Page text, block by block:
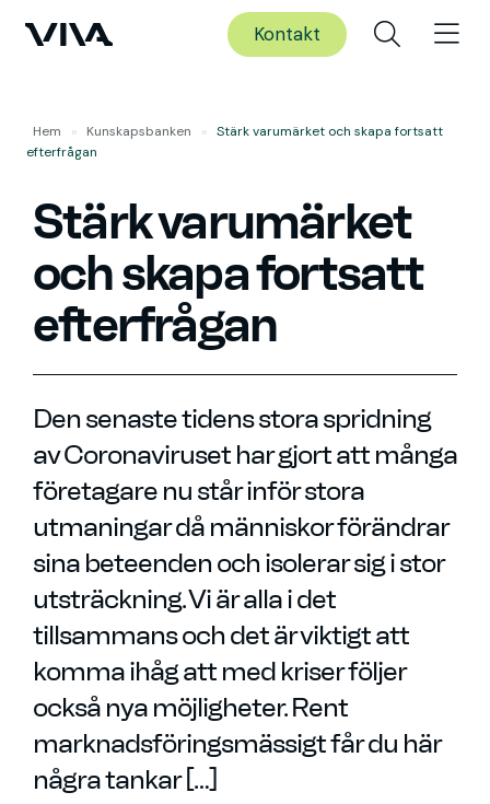
Kontakt
Hem » Kunskaps­banken »
Stärk varumärket och skapa fortsatt
efterfrågan
Stärk varumärket
och skapa fortsatt
efterfrågan
Den senaste tidens stora spridning
av Coronaviruset har gjort att många
företagare nu står inför stora
utmaningar då människor förändrar
sina beteenden och isolerar sig i stor
utsträckning. Vi är alla i det
tillsammans och det är viktigt att
komma ihåg att med kriser följer
också nya möjligheter. Rent
marknadsföringsmässigt får du här
några tankar […]